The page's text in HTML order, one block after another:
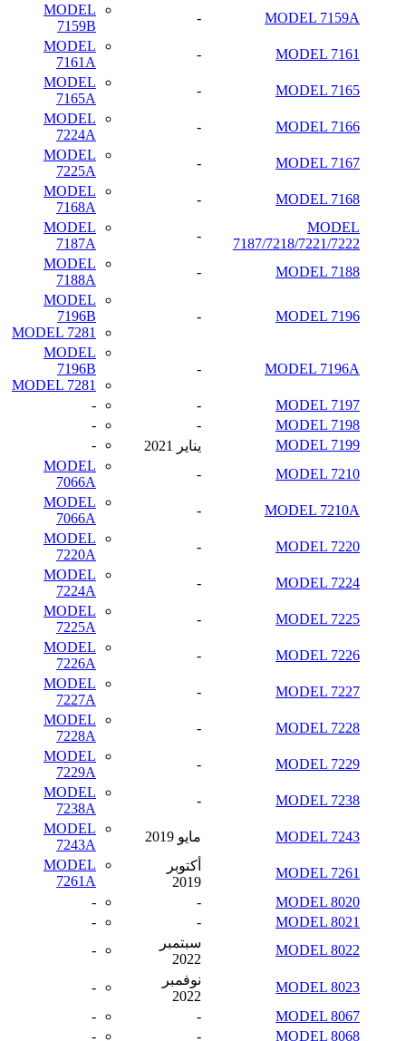
MODEL 7159A
-
MODEL
7159B
MODEL 7161
-
MODEL
7161A
MODEL 7165
-
MODEL
7165A
MODEL 7166
-
MODEL
7224A
MODEL 7167
-
MODEL
7225A
MODEL 7168
-
MODEL
7168A
MODEL
7187/7218/7221/7222
-
MODEL
7187A
MODEL 7188
-
MODEL
7188A
MODEL 7196
-
MODEL
7196B
MODEL 7281
MODEL 7196A
-
MODEL
7196B
MODEL 7281
MODEL 7197
-
-
MODEL 7198
-
-
MODEL 7199
يناير 2021
-
MODEL 7210
-
MODEL
7066A
MODEL 7210A
-
MODEL
7066A
MODEL 7220
-
MODEL
7220A
MODEL 7224
-
MODEL
7224A
MODEL 7225
-
MODEL
7225A
MODEL 7226
-
MODEL
7226A
MODEL 7227
-
MODEL
7227A
MODEL 7228
-
MODEL
7228A
MODEL 7229
-
MODEL
7229A
MODEL 7238
-
MODEL
7238A
MODEL 7243
مايو 2019
MODEL
7243A
MODEL 7261
أكتوبر
2019
MODEL
7261A
MODEL 8020
-
-
MODEL 8021
-
-
MODEL 8022
سبتمبر
2022
-
MODEL 8023
نوفمبر
2022
-
MODEL 8067
-
-
MODEL 8068
-
-